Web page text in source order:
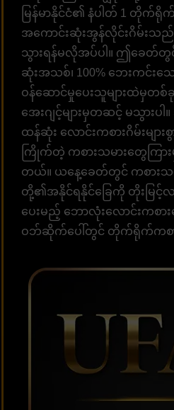
မြန်မာနိုင်ငံ၏ နံပါတ် 1 တိုက်
အကောင်းဆုံးအွန်လိုင်းဂိမ်းသည်
သွားရန်မလိုအပ်ပါ။ ဤခေတ်တွ
ဆုံးအသစ်၊ 100% ဘေးကင်းသ
ဝန်ဆောင်မှုပေးသူများထဲမှ
အေးဂျင့်များမှတဆင့် မသွားပါ
ထန်ဆုံး လောင်းကစားဂိမ်းမျာ
ကြိုက်တဲ့ ကစားသမားတွေကြားမှ
တယ်။ ယနေ့ခေတ်တွင် ကစားသမ
တို့၏အနိုင်ရနိုင်ခြေကို တိုးမြင့်
ပေးမည့် ဘောလုံးလောင်းကစား
ဝဘ်ဆိုက်ပေါ်တွင် တိုက်ရိုက်ကစာ